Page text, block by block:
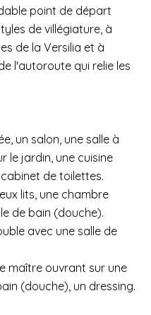
point de départ
de villégiature, à
de la Versilia et à
l'autoroute qui relie les
un salon, une salle à
le jardin, une cuisine
de toilettes.
lits, une chambre
de bain (douche).
avec une salle de
maître ouvrant sur une
(douche), un dressing.